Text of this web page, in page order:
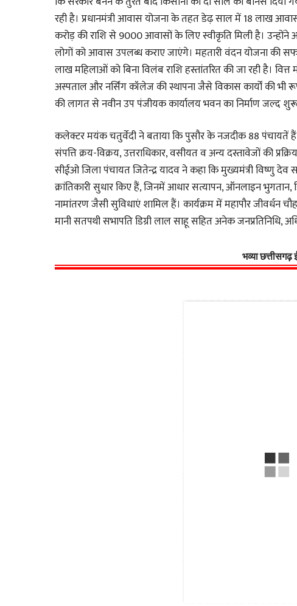
रही है। प्रधानमंत्री आवास योजना के तहत डेढ़ साल में 18 लाख
करोड़ की राशि से 9000 आवासों के लिए स्वीकृति मिली है।
लोगों को आवास उपलब्ध कराए जाएंगे। महतारी वंदन योजना की
लाख महिलाओं को बिना विलंब राशि हस्तांतरित की जा रही है। वित्त
अस्पताल और नर्सिंग कॉलेज की स्थापना जैसे विकास कार्यों की भी
की लागत से नवीन उप पंजीयक कार्यालय भवन का निर्माण जल्द शुरू
कलेक्टर मयंक चतुर्वेदी ने बताया कि पुसौर के नजदीक 88 पंचायतें
संपत्ति क्रय-विक्रय, उत्तराधिकार, वसीयत व अन्य दस्तावेजों की
सीईओ जिला पंचायत जितेन्द्र यादव ने कहा कि मुख्यमंत्री विष्णु देव
क्रांतिकारी सुधार किए हैं, जिनमें आधार सत्यापन, ऑनलाइन
नामांतरण जैसी सुविधाएं शामिल हैं। कार्यक्रम में महापौर जीवर्धन
मानी सतपथी सभापति डिग्री लाल साहू सहित अनेक जनप्रतिनिधि,
भव्या छत्तीसगढ़